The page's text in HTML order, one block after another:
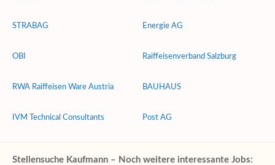
STRABAG
OBI
RWA Raiffeisen Ware Austria
IVM Technical Consultants
Energie AG
Raiffeisenverband Salzburg
BAUHAUS
Post AG
Stellensuche Kaufmann – Noch weitere interessante Jobs: